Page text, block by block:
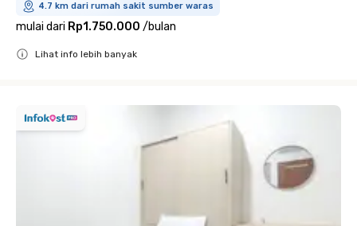
4.7 km dari rumah sakit sumber waras
mulai dari Rp1.750.000 /bulan
Lihat info lebih banyak